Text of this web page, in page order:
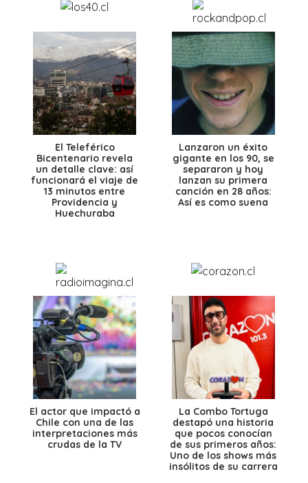
El Teleférico
Bicentenario revela
un detalle clave: así
funcionará el viaje de
13 minutos entre
Providencia y
Huechuraba
Lanzaron un éxito
gigante en los 90, se
separaron y hoy
lanzan su primera
canción en 28 años:
Así es como suena
El actor que impactó a
Chile con una de las
interpretaciones más
crudas de la TV
La Combo Tortuga
destapó una historia
que pocos conocían
de sus primeros años:
Uno de los shows más
insólitos de su carrera